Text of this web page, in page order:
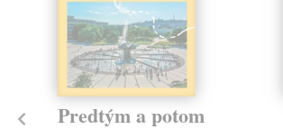
Predtým a potom